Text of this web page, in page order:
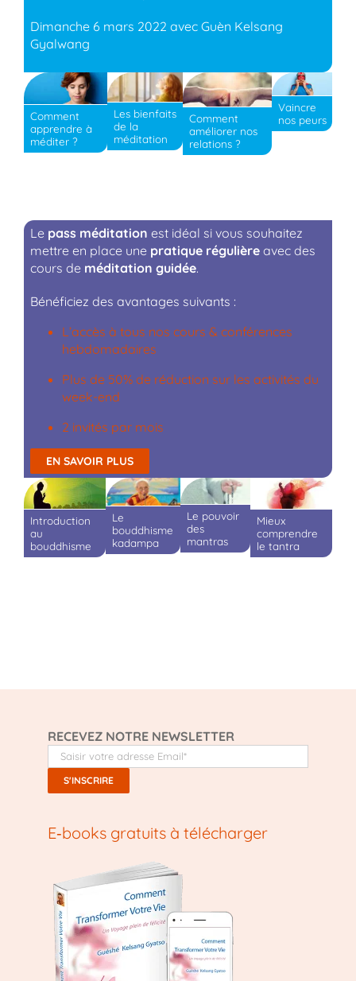
Dimanche 6 mars 2022 avec Guèn Kelsang
Gyalwang
Comment
apprendre à
méditer ?
Les bienfaits
de la
méditation
Comment
améliorer nos
relations ?
Vaincre
nos peurs
Le pass méditation est idéal si vous souhaitez
mettre en place une pratique régulière avec des
cours de méditation guidée.
Bénéficiez des avantages suivants :
L’accès à tous nos cours & conférences
hebdomadaires
Plus de 50% de réduction sur les activités du
week-end
2 invités par mois
EN SAVOIR PLUS
Introduction
au
bouddhisme
Le
bouddhisme
kadampa
Le pouvoir
des
mantras
Mieux
comprendre
le tantra
RECEVEZ NOTRE NEWSLETTER
E‑books gratuits à télécharger